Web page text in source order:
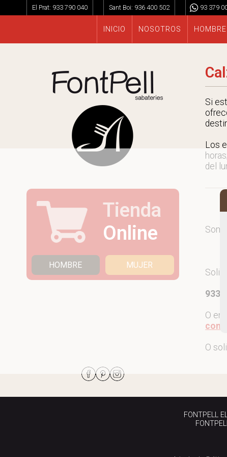
El Prat: 933 790 040 Sant Boi: 936 400 502 93 379
INICIO NOSOTROS HOMBRE
Tienda
Online
HOMBRE MUJER
Si
Los
del
933
O
O
FONTPELL